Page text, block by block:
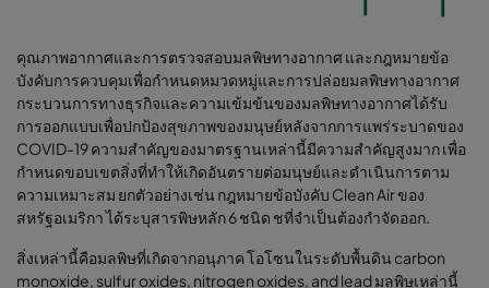
คุณภาพอากาศและการตรวจสอบมลพิษทางอากาศ และกฎหมายข้อ
บังคับการควบคุมเพื่อกำหนดหมวดหมู่และการปล่อยมลพิษทางอากาศ
กระบวนการทางธุรกิจและความเข้มข้นของมลพิษทางอากาศได้รับ
การออกแบบเพื่อปกป้องสุขภาพของมนุษย์หลังจากการแพร่ระบาดของ
COVID-19 ความสำคัญของมาตรฐานเหล่านี้มีความสำคัญสูงมาก เพื่อ
กำหนดขอบเขตสิ่งที่ทำให้เกิดอันตรายต่อมนุษย์และดำเนินการตาม
ความเหมาะสม ยกตัวอย่างเช่น กฎหมายข้อบังคับ Clean Air ของ
สหรัฐอเมริกา ได้ระบุสารพิษหลัก 6 ชนิด ชที่จำเป็นต้องกำจัดออก.
สิ่งเหล่านี้คือมลพิษที่เกิดจากอนุภาค โอโซนในระดับพื้นดิน carbon
monoxide, sulfur oxides, nitrogen oxides, and lead มลพิษเหล่านี้